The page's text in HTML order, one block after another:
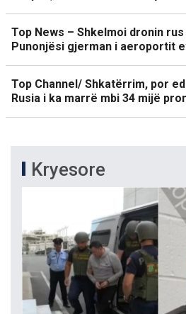
Top News – Shkelmoi dronin
Punonjësi gjerman i aeroportit
Top Channel/ Shkatërrim, por
Rusia i ka marrë mbi 34 mijë
Kryesore